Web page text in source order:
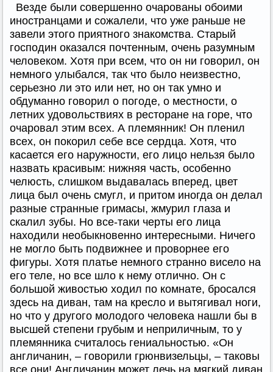
Везде были совершенно очарованы обоими
иностранцами и сожалели, что уже раньше не
завели этого приятного знакомства. Старый
господин оказался почтенным, очень разумным
человеком. Хотя при всем, что он ни говорил, он
немного улыбался, так что было неизвестно,
серьезно ли это или нет, но он так умно и
обдуманно говорил о погоде, о местности, о
летних удовольствиях в ресторане на горе, что
очаровал этим всех. А племянник! Он пленил
всех, он покорил себе все сердца. Хотя, что
касается его наружности, его лицо нельзя было
назвать красивым: нижняя часть, особенно
челюсть, слишком выдавалась вперед, цвет
лица был очень смугл, и притом иногда он делал
разные странные гримасы, жмурил глаза и
скалил зубы. Но все-таки черты его лица
находили необыкновенно интересными. Ничего
не могло быть подвижнее и проворнее его
фигуры. Хотя платье немного странно висело на
его теле, но все шло к нему отлично. Он с
большой живостью ходил по комнате, бросался
здесь на диван, там на кресло и вытягивал ноги,
но что у другого молодого человека нашли бы в
высшей степени грубым и неприличным, то у
племянника считалось гениальностью. «Он
англичанин, – говорили грюнвизельцы, – таковы
все они! Англичанин может лечь на мягкий диван